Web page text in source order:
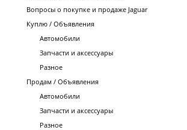
Вопросы о покупке и продаже Jaguar
Куплю / Объявления
Автомобили
Запчасти и аксессуары
Разное
Продам / Объявления
Автомобили
Запчасти и аксессуары
Разное